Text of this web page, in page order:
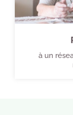
à un